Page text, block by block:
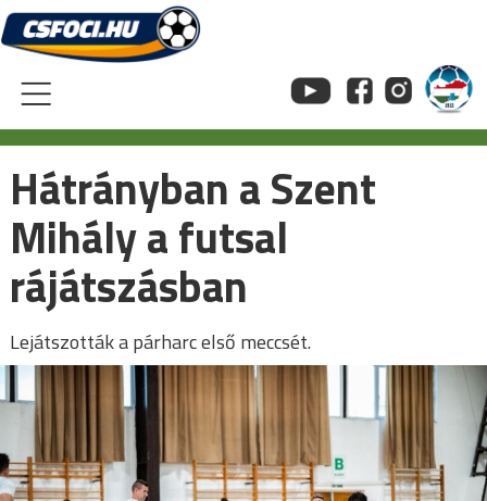
Skip
to
content
Hátrányban a Szent
Mihály a futsal
rájátszásban
Lejátszották a párharc első meccsét.